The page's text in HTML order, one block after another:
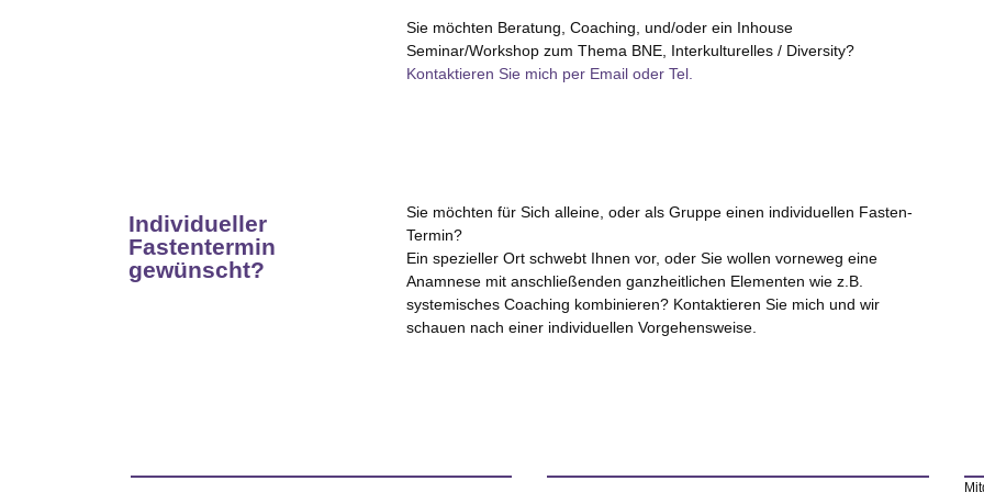
Sie möchten Beratung, Coaching, und/oder ein Inhouse
Seminar/Workshop zum Thema BNE, Interkulturelles / Diversity?
Kontaktieren Sie mich per Email oder Tel.
Individueller
Fastentermin
gewünscht?
Sie möchten für Sich alleine, oder als Gruppe einen individuellen Fasten-
Termin?
Ein spezieller Ort schwebt Ihnen vor, oder Sie wollen vorneweg eine
Anamnese mit anschließenden ganzheitlichen Elementen wie z.B.
systemisches Coaching kombinieren? Kontaktieren Sie mich und wir
schauen nach einer individuellen Vorgehensweise.